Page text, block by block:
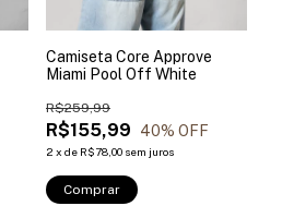
Camiseta Core Approve
Miami Pool Off White
R$155,99
R$259,99
40% OFF
2 x de R$78,00 sem juros
Comprar